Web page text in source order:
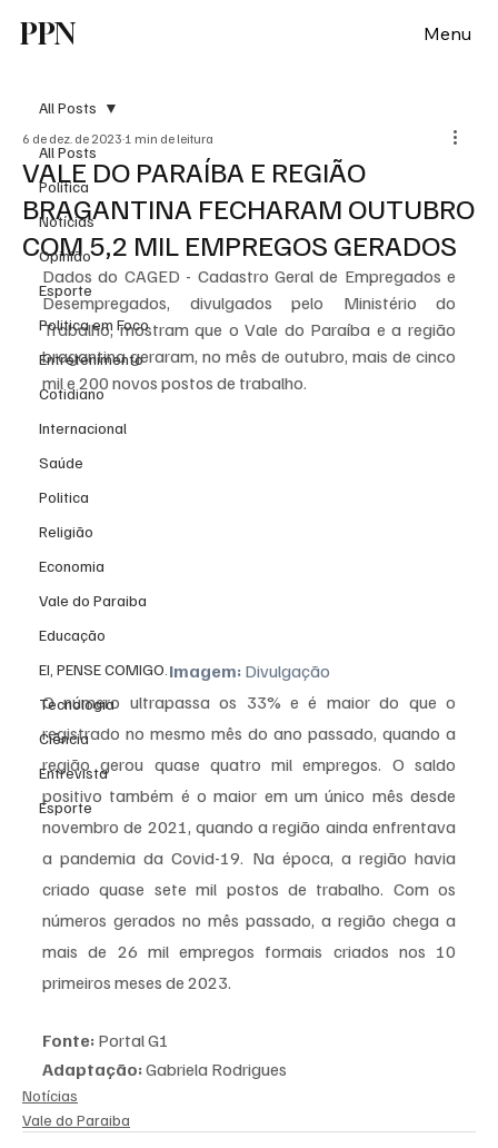
PPN Menu
All Posts
Política
Notícias
Opinião
Esporte
Politica em Foco
Entretenimento
Cotidiano
Internacional
Saúde
Politica
Religião
Economia
Vale do Paraiba
Educação
EI, PENSE COMIGO.
Tecnologia
Ciência
Entrevista
Esporte
All Posts
VALE DO PARAÍBA E REGIÃO
BRAGANTINA FECHARAM OUTUBRO
COM 5,2 MIL EMPREGOS GERADOS
6 de dez. de 2023 1 min de leitura
Dados do CAGED - Cadastro Geral de Empregados e
Desempregados, divulgados pelo Ministério do
Trabalho, mostram que o Vale do Paraíba e a região
bragantina geraram, no mês de outubro, mais de cinco
mil e 200 novos postos de trabalho.
Imagem: Divulgação
O número ultrapassa os 33% e é maior do que o
registrado no mesmo mês do ano passado, quando a
região gerou quase quatro mil empregos. O saldo
positivo também é o maior em um único mês desde
novembro de 2021, quando a região ainda enfrentava
a pandemia da Covid-19. Na época, a região havia
criado quase sete mil postos de trabalho. Com os
números gerados no mês passado, a região chega a
mais de 26 mil empregos formais criados nos 10
primeiros meses de 2023.
Fonte: Portal G1
Adaptação: Gabriela Rodrigues
Notícias
Vale do Paraiba